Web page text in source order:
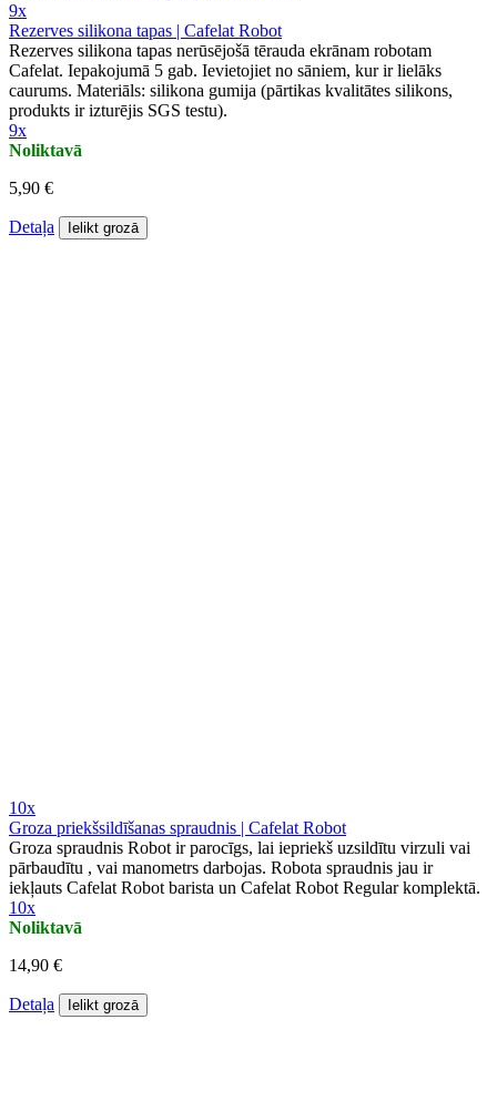
9x
Rezerves silikona tapas | Cafelat Robot
Rezerves silikona tapas nerūsējošā tērauda ekrānam robotam
Cafelat. Iepakojumā 5 gab. Ievietojiet no sāniem, kur ir lielāks
caurums. Materiāls: silikona gumija (pārtikas kvalitātes silikons,
produkts ir izturējis SGS testu).
9x
Noliktavā
5,90 €
Detaļa Ielikt grozā
10x
Groza priekšsildīšanas spraudnis | Cafelat Robot
Groza spraudnis Robot ir parocīgs, lai iepriekš uzsildītu virzuli vai
pārbaudītu , vai manometrs darbojas. Robota spraudnis jau ir
iekļauts Cafelat Robot barista un Cafelat Robot Regular komplektā.
10x
Noliktavā
14,90 €
Detaļa Ielikt grozā